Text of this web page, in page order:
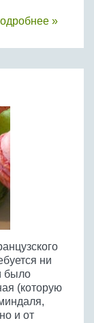
»
ни
было
(которую
и от